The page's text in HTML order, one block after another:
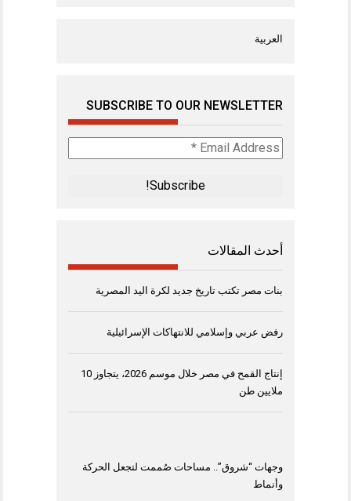
العربية
SUBSCRIBE TO OUR NEWSLETTER
Email
Address
أحدث المقالات
بنات مصر تكتب تاريخ جديد لكرة اليد المصرية
رفض عربي وإسلامي للانتهاكات الإسرائيلية
إنتاج القمح في مصر خلال موسم 2026، يتجاوز 10
ملايين طن
وجهات “شروق”.. مساحات صُممت لتجعل الحركة
وأنماط